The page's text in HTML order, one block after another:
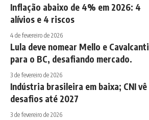
Inflação abaixo de 4% em 2026: 4
alívios e 4 riscos
4 de fevereiro de 2026
Lula deve nomear Mello e Cavalcanti
para o BC, desafiando mercado.
3 de fevereiro de 2026
Indústria brasileira em baixa; CNI vê
desafios até 2027
3 de fevereiro de 2026